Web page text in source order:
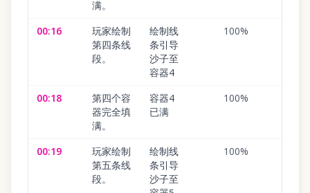
满。
00:16
玩家绘制
第四条线
段。
绘制线
条引导
沙子至
容器4
100%
00:18
第四个容
器完全填
满。
容器4
已满
100%
00:19
玩家绘制
第五条线
段。
绘制线
条引导
沙子至
100%